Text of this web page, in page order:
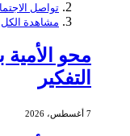
تواصل
مشاهدة الكل
محو الأمية
التفكير
7 أغسطس، 2026